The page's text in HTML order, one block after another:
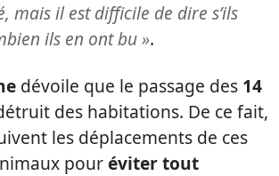
mais il est difficile de dire s’ils
ils en ont bu ».
dévoile que le passage des 14
des habitations. De ce fait,
les déplacements de ces
pouréviter tout